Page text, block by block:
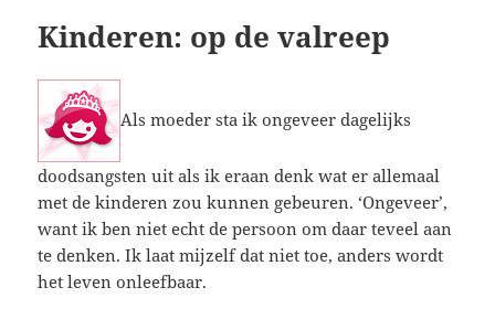
Kinderen: op de valreep
Als moeder sta ik ongeveer dagelijks
doodsangsten uit als ik eraan denk wat er allemaal
met de kinderen zou kunnen gebeuren. ‘Ongeveer’,
want ik ben niet echt de persoon om daar teveel aan
te denken. Ik laat mijzelf dat niet toe, anders wordt
het leven onleefbaar.